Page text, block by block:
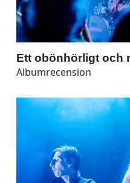
Ett obönhörligt och
Albumrecension